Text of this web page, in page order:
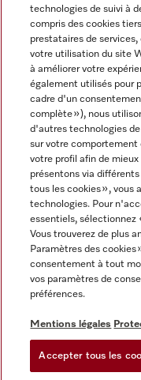
FRANCAIS
Informations légales
CGV
Conditions d’utilisation
Déclaration d'accessibilité
Digital Services Act
Miele sur Instagram
Miele sur Youtube
technologies de suivi à
compris des cookies
prestataires de
votre utilisation du site
à améliorer votre
également utilisés pour
cadre d'un
complète »), nous
d'autres technologies
sur votre comportement
votre profil afin de
présentons via
tous les cookies », vous
technologies. Pour
essentiels, sélectionnez
Vous trouverez de plus
Paramètres des cookies
consentement à tout
vos paramètres de
préférences.
Mentions légales
Accepter tous les